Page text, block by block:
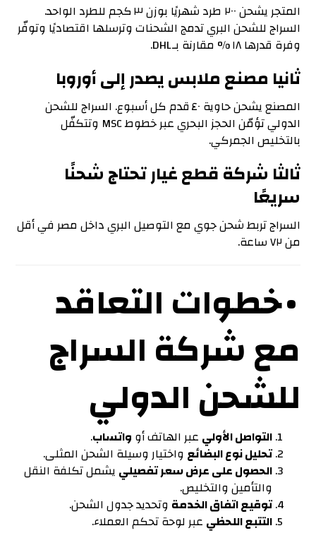
المتجر يشحن ٢٠٠ طرد شهريًا بوزن ٣ كجم للطرد الواحد.
السراج للشحن البري تدمج الشحنات وترسلها اقتصاديًا وتوفّر
وفرة قدرها ١٨ % مقارنة بـ DHL.
ثانيا مصنع ملابس يصدر إلى أوروبا
المصنع يشحن حاوية ٤٠ قدم كل أسبوع. السراج للشحن
الدولي تؤمّن الحجز البحري عبر خطوط MSC وتتكفّل
بالتخليص الجمركي.
ثالثا شركة قطع غيار تحتاج شحنًا
سريعًا
السراج تربط شحن جوي مع التوصيل البري داخل مصر في أقل
من ٧٢ ساعة.
• خطوات التعاقد
مع شركة السراج
للشحن الدولي
التواصل الأولي عبر الهاتف أو واتساب.
تحليل نوع البضائع واختيار وسيلة الشحن المثلى.
الحصول على عرض سعر تفصيلي يشمل تكلفة النقل
والتأمين والتخليص.
توقيع اتفاق الخدمة وتحديد جدول الشحن.
التتبع اللحظي عبر لوحة تحكم العملاء.